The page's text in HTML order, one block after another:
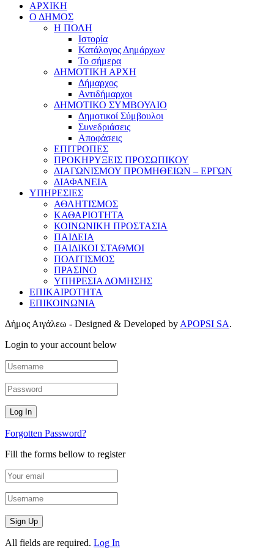
ΑΡΧΙΚΗ
Ο ΔΗΜΟΣ
Η ΠΟΛΗ
Ιστορία
Κατάλογος Δημάρχων
Το σήμερα
ΔΗΜΟΤΙΚΗ ΑΡΧΗ
Δήμαρχος
Αντιδήμαρχοι
ΔΗΜΟΤΙΚΟ ΣΥΜΒΟΥΛΙΟ
Δημοτικοί Σύμβουλοι
Συνεδριάσεις
Αποφάσεις
ΕΠΙΤΡΟΠΕΣ
ΠΡΟΚΗΡΥΞΕΙΣ ΠΡΟΣΩΠΙΚΟΥ
ΔΙΑΓΩΝΙΣΜΟΥ ΠΡΟΜΗΘΕΙΩΝ – ΕΡΓΩΝ
ΔΙΑΦΑΝΕΙΑ
ΥΠΗΡΕΣΙΕΣ
ΑΘΛΗΤΙΣΜΟΣ
ΚΑΘΑΡΙΟΤΗΤΑ
ΚΟΙΝΩΝΙΚΗ ΠΡΟΣΤΑΣΙΑ
ΠΑΙΔΕΙΑ
ΠΑΙΔΙΚΟΙ ΣΤΑΘΜΟΙ
ΠΟΛΙΤΙΣΜΟΣ
ΠΡΑΣΙΝΟ
ΥΠΗΡΕΣΙΑ ΔΟΜΗΣΗΣ
ΕΠΙΚΑΙΡΟΤΗΤΑ
ΕΠΙΚΟΙΝΩΝΙΑ
Δήμος Αιγάλεω - Designed & Developed by APOPSI SA.
Login to your account below
Forgotten Password?
Fill the forms bellow to register
All fields are required. Log In